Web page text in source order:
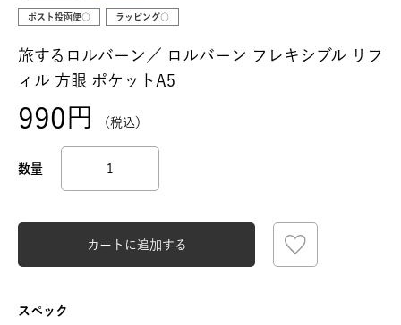
ポスト投函便○ ラッピング○
旅するロルバーン／ ロルバーン フレキシブル リフ
ィル 方眼 ポケットA5
990 税込
カートに追加する
スペック